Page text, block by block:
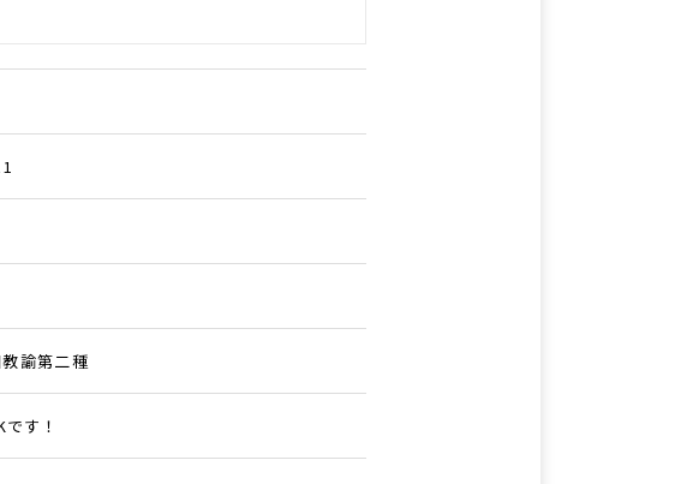
諭第二種
す！